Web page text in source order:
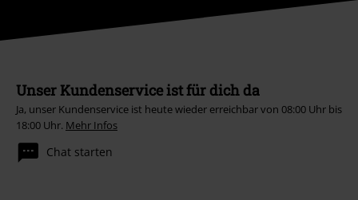
Unser Kundenservice ist für dich da
Ja, unser Kundenservice ist heute wieder erreichbar von 08:00 Uhr bis
18:00 Uhr. Mehr Infos
Chat starten